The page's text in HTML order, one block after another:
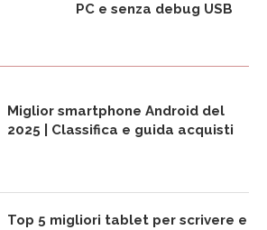
PC e senza debug USB
Miglior smartphone Android del
2025 | Classifica e guida acquisti
Top 5 migliori tablet per scrivere e